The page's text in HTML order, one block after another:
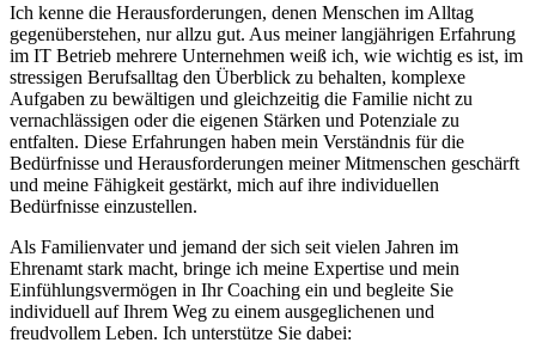
Ich kenne die Herausforderungen, denen Menschen im Alltag
gegenüberstehen, nur allzu gut. Aus meiner langjährigen Erfahrung
im IT Betrieb mehrere Unternehmen weiß ich, wie wichtig es ist, im
stressigen Berufsalltag den Überblick zu behalten, komplexe
Aufgaben zu bewältigen und gleichzeitig die Familie nicht zu
vernachlässigen oder die eigenen Stärken und Potenziale zu
entfalten. Diese Erfahrungen haben mein Verständnis für die
Bedürfnisse und Herausforderungen meiner Mitmenschen geschärft
und meine Fähigkeit gestärkt, mich auf ihre individuellen
Bedürfnisse einzustellen.
Als Familienvater und jemand der sich seit vielen Jahren im
Ehrenamt stark macht, bringe ich meine Expertise und mein
Einfühlungsvermögen in Ihr Coaching ein und begleite Sie
individuell auf Ihrem Weg zu einem ausgeglichenen und
freudvollem Leben. Ich unterstütze Sie dabei: